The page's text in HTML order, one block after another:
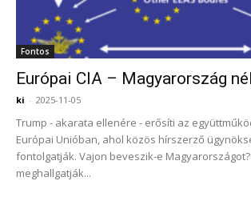
Fontos
Európai CIA – Magyarország
ki - 2025-11-05
Trump - akarata ellenére - erősíti az
Európai Unióban, ahol közös hírszerző
fontolgatják. Vajon beveszik-e
meghallgatják...